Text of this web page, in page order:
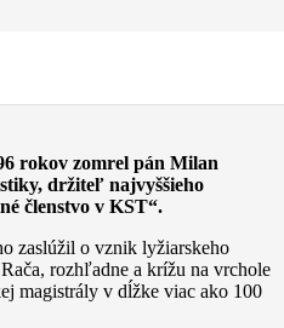
rokov zomrel pán Milan
držiteľ najvyššieho
členstvo v KST“.
zaslúžil o vznik lyžiarskeho
rozhľadne a krížu na vrchole
magistrály v dĺžke viac ako 100